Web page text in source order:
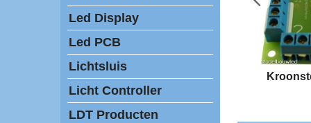
Led Display
Led PCB
Lichtsluis
Licht Controller
LDT Producten